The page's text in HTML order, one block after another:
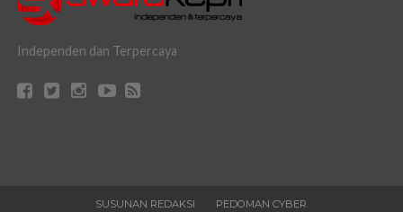
Independen dan Terpercaya
SUSUNAN REDAKSI PEDOMAN CYBER